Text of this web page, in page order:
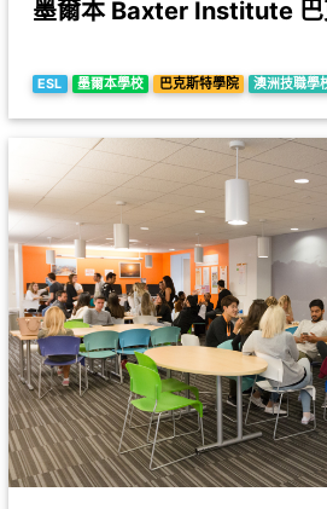
墨爾本 Baxter Institute 巴
ESL 墨爾本學校 巴克斯特學院 澳洲技職學